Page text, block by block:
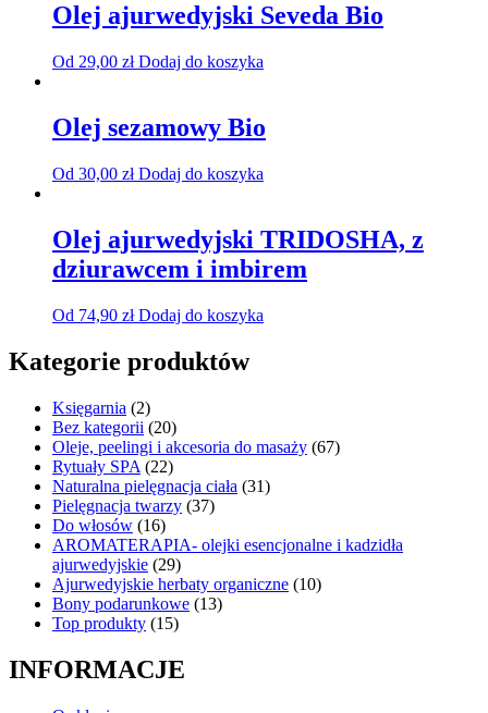
Olej ajurwedyjski Seveda Bio
Od 29,00 zł Dodaj do koszyka
Olej sezamowy Bio
Od 30,00 zł Dodaj do koszyka
Olej ajurwedyjski TRIDOSHA, z
dziurawcem i imbirem
Od 74,90 zł Dodaj do koszyka
Kategorie produktów
Księgarnia (2)
Bez kategorii (20)
Oleje, peelingi i akcesoria do masaży (67)
Rytuały SPA (22)
Naturalna pielęgnacja ciała (31)
Pielęgnacja twarzy (37)
Do włosów (16)
AROMATERAPIA- olejki esencjonalne i kadzidła
ajurwedyjskie (29)
Ajurwedyjskie herbaty organiczne (10)
Bony podarunkowe (13)
Top produkty (15)
INFORMACJE